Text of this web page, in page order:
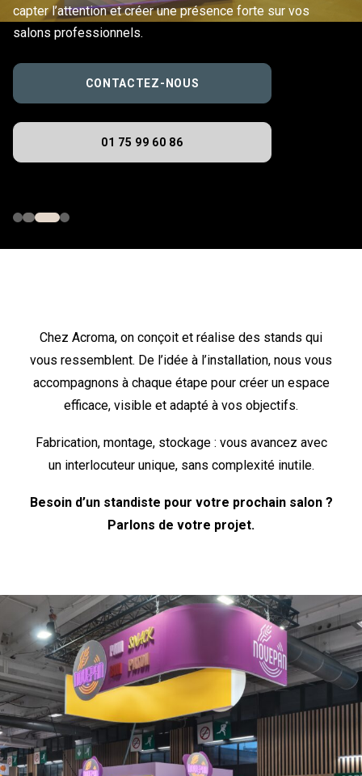
capter l’attention et créer une présence forte sur vos
salons professionnels.
CONTACTEZ-NOUS
01 75 99 60 86
Chez Acroma, on conçoit et réalise des stands qui
vous ressemblent. De l’idée à l’installation, nous vous
accompagnons à chaque étape pour créer un espace
efficace, visible et adapté à vos objectifs.
Fabrication, montage, stockage : vous avancez avec
un interlocuteur unique, sans complexité inutile.
Besoin d’un standiste pour votre prochain salon ?
Parlons de votre projet.